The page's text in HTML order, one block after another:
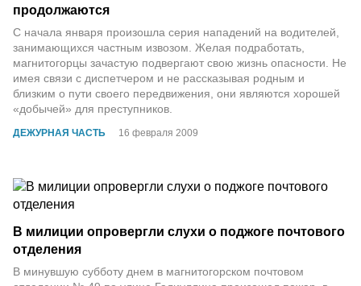
ДЕЖУРНАЯ ЧАСТЬ 16 февраля 2009
продолжаются
С начала января произошла серия нападений на водителей,
занимающихся частным извозом. Желая подработать,
магнитогорцы зачастую подвергают свою жизнь опасности. Не
имея связи с диспетчером и не рассказывая родным и
близким о пути своего передвижения, они являются хорошей
«добычей» для преступников.
В милиции опровергли слухи о поджоге почтового
отделения
В минувшую субботу днем в магнитогорском почтовом